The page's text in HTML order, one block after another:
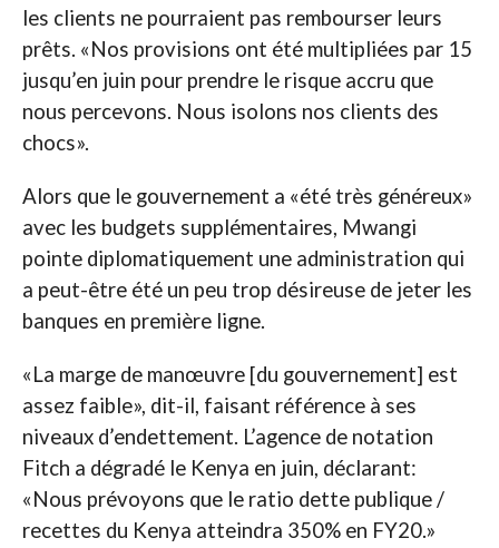
les clients ne pourraient pas rembourser leurs
prêts. «Nos provisions ont été multipliées par 15
jusqu’en juin pour prendre le risque accru que
nous percevons. Nous isolons nos clients des
chocs».
Alors que le gouvernement a «été très généreux»
avec les budgets supplémentaires, Mwangi
pointe diplomatiquement une administration qui
a peut-être été un peu trop désireuse de jeter les
banques en première ligne.
«La marge de manœuvre [du gouvernement] est
assez faible», dit-il, faisant référence à ses
niveaux d’endettement. L’agence de notation
Fitch a dégradé le Kenya en juin, déclarant:
«Nous prévoyons que le ratio dette publique /
recettes du Kenya atteindra 350% en FY20.»